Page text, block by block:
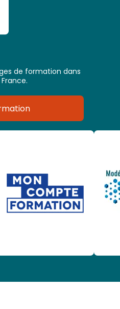
de formation dans